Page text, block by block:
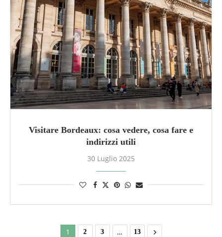
Visitare Bordeaux: cosa vedere, cosa fare e
indirizzi utili
30 Luglio 2025
1 2 3 … 13